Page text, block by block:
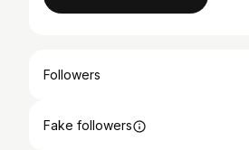
Followers
Fake followers